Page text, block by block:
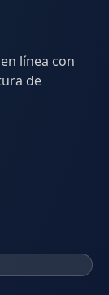
línea con
de